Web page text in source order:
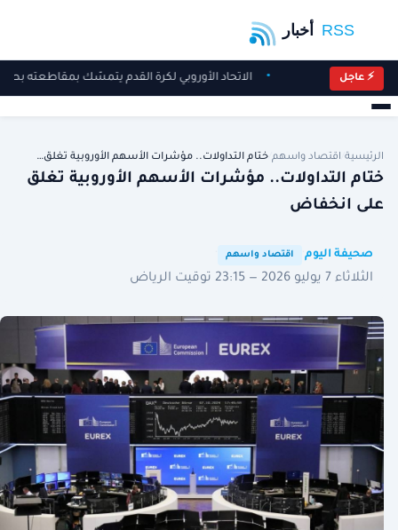
⚡ عاجل الاتحاد الأوروبي لكرة القدم يتمسّك بمقاطعته
الرئيسية اقتصاد واسهم ختام التداولات.. مؤشرات الأسهم الأوروبية تغلق…
ختام التداولات.. مؤشرات الأسهم الأوروبية تغلق
على انخفاض
صحيفة اليوم اقتصاد واسهم
الثلاثاء 7 يوليو 2026 — 23:15 توقيت الرياض